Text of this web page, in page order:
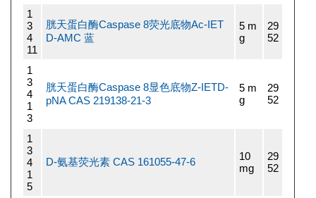
1
3
4
11
胱天蛋白酶Caspase 8荧光底物Ac-IET
D-AMC 蓝
5 m
g
29
52
1
3
4
1
3
胱天蛋白酶Caspase 8显色底物Z-IETD-
pNA CAS 219138-21-3
5 m
g
29
52
1
3
4
1
5
D-氨基荧光素 CAS 161055-47-6
10
mg
29
52